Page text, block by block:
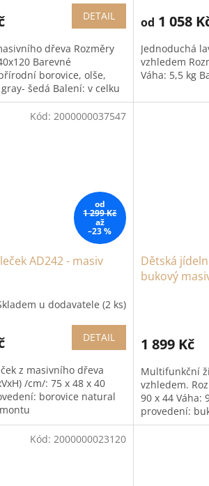
DETAIL
dřeva Rozměry
Barevné
borovice, olše,
šedá Balení: v celku
od 1 058
Jednoduchá
vzhledem
Váha: 5,5 kg
od
1 299 Kč
až
–23 %
AD242 - masiv
u dodavatele (2 ks)
DETAIL
z masivního dřeva
/cm/: 75 x 48 x 40
borovice natural
Kód: 2000000037547
Dětská
bukový
1 899 Kč
Multifunkční
vzhledem.
90 x 44 Váha:
provedení:
Balení: v
Kód: 2000000023120